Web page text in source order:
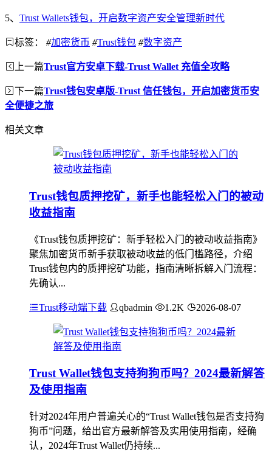
5、 Trust Wallets钱包，开启数字资产安全管理新时代
标签： #加密货币 #Trust钱包 #数字资产
上一篇Trust官方安卓下载-Trust Wallet 充值全攻略
下一篇Trust钱包安卓版-Trust 信任钱包，开启加密货币安
全便捷之旅
相关文章
Trust钱包质押挖矿，新手也能轻松入门的被动
收益指南
《Trust钱包质押挖矿：新手轻松入门的被动收益指南》
聚焦加密货币新手获取被动收益的低门槛路径，介绍
Trust钱包内的质押挖矿功能，指南清晰拆解入门流程：
先确认...
Trust移动端下载 qbadmin 1.2K 2026-08-07
Trust Wallet钱包支持狗狗币吗？2024最新解答
及使用指南
针对2024年用户普遍关心的“Trust Wallet钱包是否支持狗
狗币”问题，给出官方最新解答及实用使用指南，经确
认，2024年Trust Wallet仍持续...